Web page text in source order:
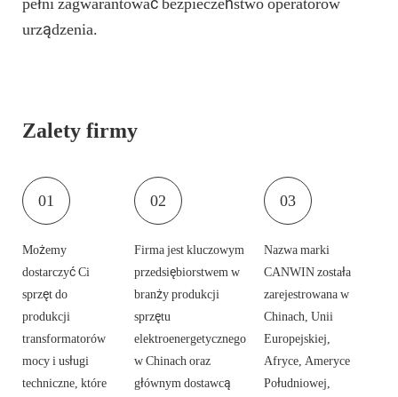
urządzenia.
Zalety firmy
01
Możemy
dostarczyć Ci
sprzęt do
produkcji
transformatorów
mocy i usługi
techniczne, które
02
Firma jest kluczowym
przedsiębiorstwem w
branży produkcji
sprzętu
elektroenergetycznego
w Chinach oraz
głównym dostawcą
03
Nazwa marki
CANWIN została
zarejestrowana w
Chinach, Unii
Europejskiej,
Afryce, Ameryce
Południowej,